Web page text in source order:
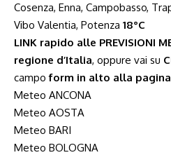
Cosenza, Enna, Campobasso,
Vibo Valentia, Potenza 18°C
LINK rapido alle PREVISIONI
regione d’Italia, oppure vai su
campoform in alto alla pagina
Meteo ANCONA
Meteo AOSTA
Meteo BARI
Meteo BOLOGNA